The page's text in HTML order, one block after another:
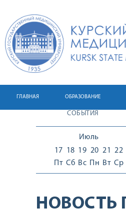
ГЛАВНАЯ ОБРАЗОВАНИЕ
СОБЫТИЯ
Июль
17
Пт
18
Сб
19
Вс
20
Пн
21
Вт
22
Ср
НОВОСТЬ